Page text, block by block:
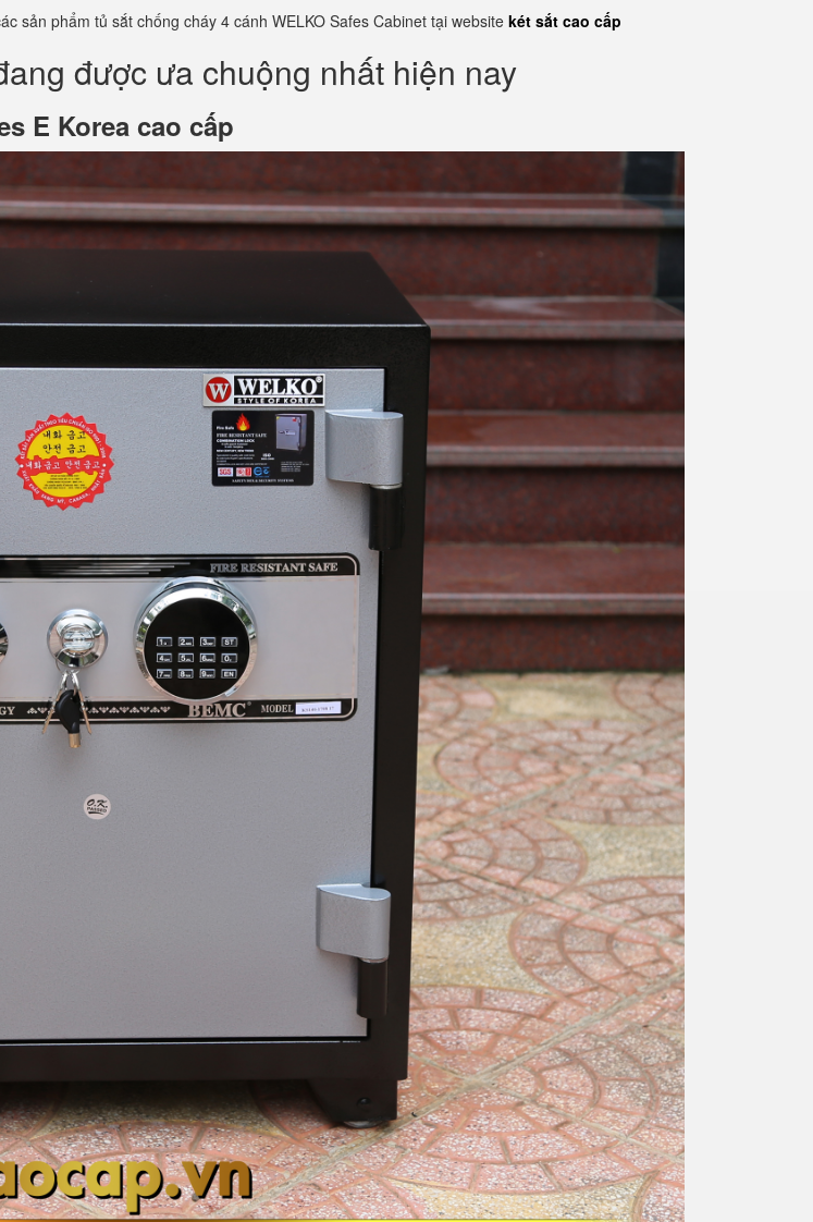
sản phẩm tủ sắt chống cháy 4 cánh WELKO Safes Cabinet tại websitekét sắt cao cấp
được ưa chuộng nhất hiện nay
E Korea cao cấp